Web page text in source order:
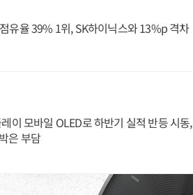
유율 39% 1위, SK하이닉스와 13%p 격차
이 모바일 OLED로 하반기 실적 반등 시동,
은 부담